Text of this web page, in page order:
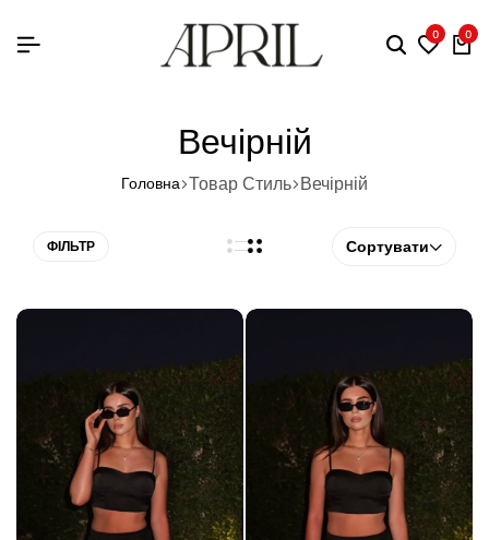
0 0
Вечірній
Головна Товар Стиль Вечірній
ФІЛЬТР Сортувати